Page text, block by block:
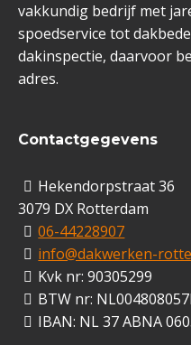
vakkundig bedrijf met
spoedservice tot
dakinspectie, daarvoor
adres.
Contactgegevens
Hekendorpstraat 36
3079 DX Rotterdam
06-44228907
info@dakwerken-
Kvk nr: 90305299
BTW nr:
IBAN: NL 37 ABNA